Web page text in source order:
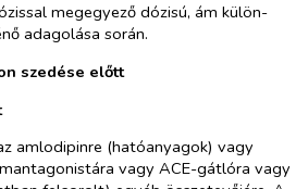
megegyező dózisú, ám külön-
adagolása során.
szedése előtt
amlodipinre (hatóanyagok) vagy
vagy ACE-gátlóra vagy